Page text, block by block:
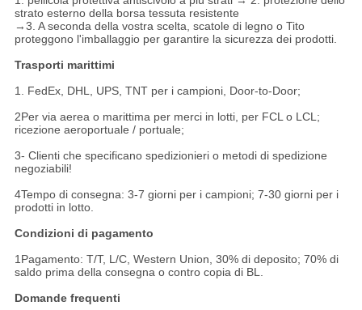
strato esterno della borsa tessuta resistente
→3. A seconda della vostra scelta, scatole di legno o Tito
proteggono l'imballaggio per garantire la sicurezza dei prodotti.
Trasporti marittimi
1. FedEx, DHL, UPS, TNT per i campioni, Door-to-Door;
2Per via aerea o marittima per merci in lotti, per FCL o LCL;
ricezione aeroportuale / portuale;
3- Clienti che specificano spedizionieri o metodi di spedizione
negoziabili!
4Tempo di consegna: 3-7 giorni per i campioni; 7-30 giorni per i
prodotti in lotto.
Condizioni di pagamento
1Pagamento: T/T, L/C, Western Union, 30% di deposito; 70% di
saldo prima della consegna o contro copia di BL.
Domande frequenti